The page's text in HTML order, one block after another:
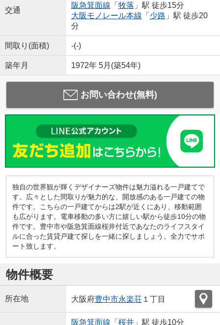
交通
阪急箕面線 「 牧落 」駅 徒歩15分
大阪モノレール本線 「 少路 」駅 徒歩20
分
間取り(面積) -(-)
築年月 1972年 5月(築54年)
お問い合わせ(無料)
独自の世界観が輝くデザイナーズ物件は魅力溢れる一戸建てで
す。広々とした間取りが魅力的な、開放感のある一戸建ての物
件です。こちらの一戸建てからは2駅が近くにあり、移動範囲
も広がります。電車移動の多い方に嬉しい駅から徒歩10分の物
件です。豊中市や阪急箕面線桜井付近であなたのライフスタイ
ルに合った賃貸戸建て探しを一緒に探しましょう。全力でサポ
ート致します。
物件概要
所在地 大阪府豊中市永楽荘１丁目
阪急箕面線 「 桜井」駅 徒歩10分